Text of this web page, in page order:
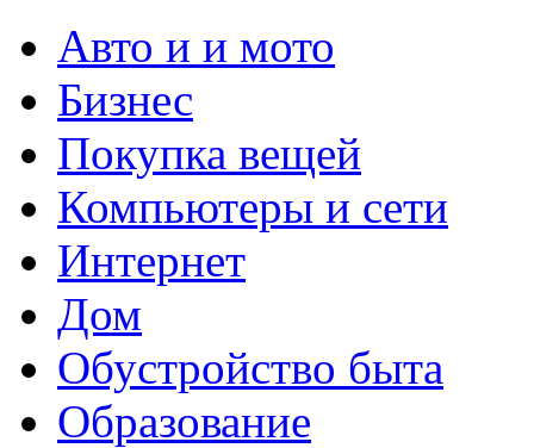
Авто и и мото
Бизнес
Покупка вещей
Компьютеры и сети
Интернет
Дом
Обустройство быта
Образование